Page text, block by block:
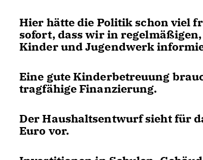
Hier hätte die Politik schon viel
sofort, dass wir in
Kinder und Jugendwerk
Eine gute Kinderbetreuung
tragfähige Finanzierung.
Der Haushaltsentwurf sieht für
Euro vor.